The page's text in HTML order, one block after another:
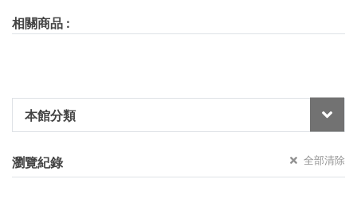
本館分類
瀏覽紀錄 全部清除
相關商品 :